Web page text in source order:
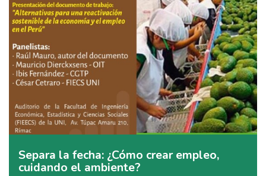
Separa la fecha: ¿Cómo crear empleo,
cuidando el ambiente?